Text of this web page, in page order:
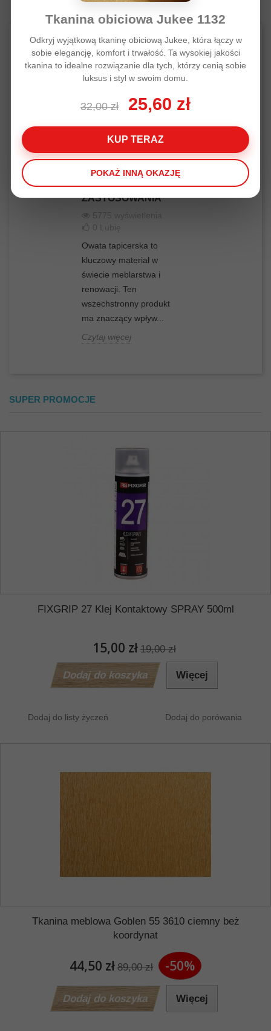
POWIĄZANE ARTYKUŁY
TAPICERSKA:
PORADNIK
WYBORU I
ZASTOSOWANIA
0
Lubię
Owata tapicerska to
kluczowy materiał w
świecie meblarstwa i
renowacji. Ten
wszechstronny produkt
ma znaczący wpływ...
Czytaj więcej
SUPER PROMOCJE
FIXGRIP 27 Klej Kontaktowy SPRAY 500ml
15,00 zł 19,00 zł
Dodaj do koszyka Więcej
Dodaj do listy życzeń Dodaj do porówania
Tkanina meblowa Goblen 55 3610 ciemny beż
koordynat
44,50 zł 89,00 zł -50%
Dodaj do koszyka Więcej
Tkanina obiciowa Jukee 1132
Odkryj wyjątkową tkaninę obiciową Jukee, która łączy w
sobie elegancję, komfort i trwałość. Ta wysokiej jakości
tkanina to idealne rozwiązanie dla tych, którzy cenią sobie
luksus i styl w swoim domu.
32,00 zł 25,60 zł
KUP TERAZ
POKAŻ INNĄ OKAZJĘ